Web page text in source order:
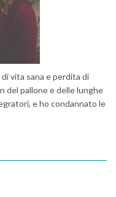
vita sana e perdita di
del pallone e delle lunghe
e ho condannato le